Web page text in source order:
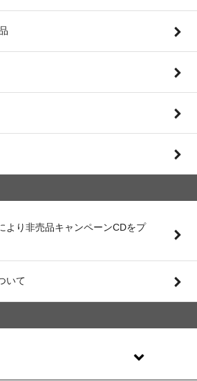
より非売品キャンペーンCDをプ
いて